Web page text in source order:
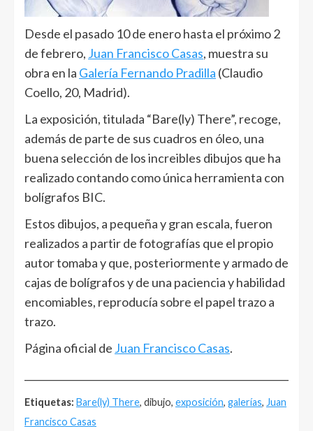
Desde el pasado 10 de enero hasta el próximo 2
de febrero, Juan Francisco Casas, muestra su
obra en la Galería Fernando Pradilla (Claudio
Coello, 20, Madrid).
La exposición, titulada “Bare(ly) There”, recoge,
además de parte de sus cuadros en óleo, una
buena selección de los increibles dibujos que ha
realizado contando como única herramienta con
bolígrafos BIC.
Estos dibujos, a pequeña y gran escala, fueron
realizados a partir de fotografías que el propio
autor tomaba y que, posteriormente y armado de
cajas de bolígrafos y de una paciencia y habilidad
encomiables, reproducía sobre el papel trazo a
trazo.
Página oficial de Juan Francisco Casas.
Etiquetas: Bare(ly) There, dibujo, exposición, galerías, Juan
Francisco Casas